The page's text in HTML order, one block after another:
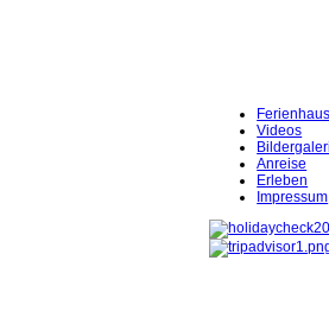
Videos
Anreise
Erleben
Impressum